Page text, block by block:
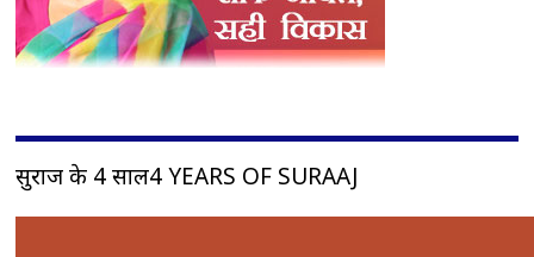
सुराज के 4 साल4 YEARS OF SURAAJ